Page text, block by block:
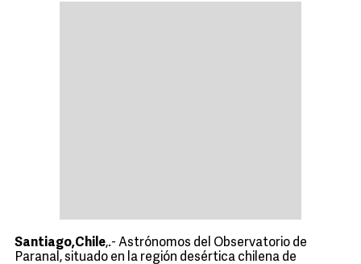
Santiago,Chile,.- Astrónomos del Observatorio de
Paranal, situado en la región desértica chilena de